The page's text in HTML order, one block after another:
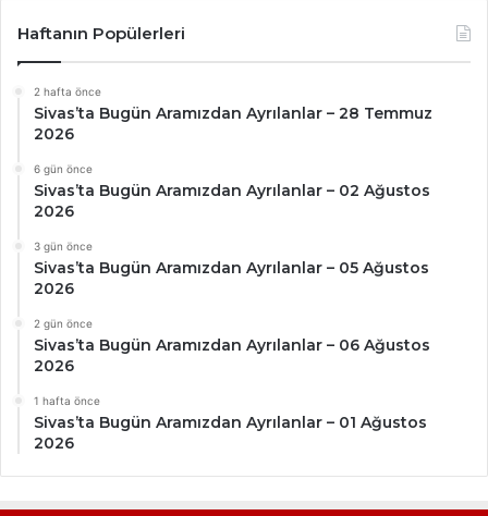
Haftanın Popülerleri
2 hafta önce
Sivas’ta Bugün Aramızdan Ayrılanlar – 28 Temmuz
2026
6 gün önce
Sivas’ta Bugün Aramızdan Ayrılanlar – 02 Ağustos
2026
3 gün önce
Sivas’ta Bugün Aramızdan Ayrılanlar – 05 Ağustos
2026
2 gün önce
Sivas’ta Bugün Aramızdan Ayrılanlar – 06 Ağustos
2026
1 hafta önce
Sivas’ta Bugün Aramızdan Ayrılanlar – 01 Ağustos
2026